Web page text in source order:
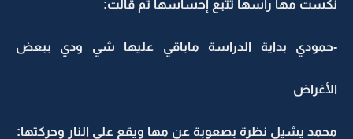
نكست مها راسها تتبع إحساسها ثم قالت:
-حمودي بداية الدراسة ماباقي عليها شي ودي ببعض
الأغراض
محمد يشيل نظرة بصعوبة عن مها ويقع على النار وحركتها: